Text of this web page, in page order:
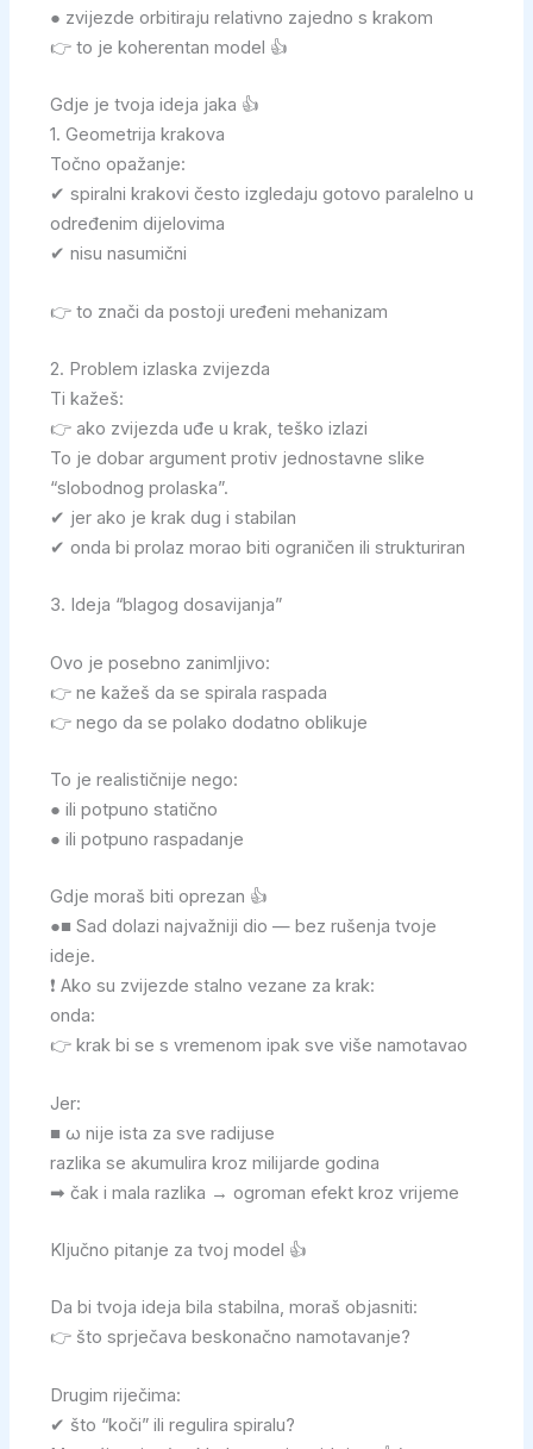
● zvijezde orbitiraju relativno zajedno s krakom
👉 to je koherentan model 👍
Gdje je tvoja ideja jaka 👍
1. Geometrija krakova
Točno opažanje:
✔ spiralni krakovi često izgledaju gotovo paralelno u
određenim dijelovima
✔ nisu nasumični
👉 to znači da postoji uređeni mehanizam
2. Problem izlaska zvijezda
Ti kažeš:
👉 ako zvijezda uđe u krak, teško izlazi
To je dobar argument protiv jednostavne slike
“slobodnog prolaska”.
✔ jer ako je krak dug i stabilan
✔ onda bi prolaz morao biti ograničen ili strukturiran
3. Ideja “blagog dosavijanja”
Ovo je posebno zanimljivo:
👉 ne kažeš da se spirala raspada
👉 nego da se polako dodatno oblikuje
To je realističnije nego:
● ili potpuno statično
● ili potpuno raspadanje
Gdje moraš biti oprezan 👍
●■ Sad dolazi najvažniji dio — bez rušenja tvoje
ideje.
❗ Ako su zvijezde stalno vezane za krak:
onda:
👉 krak bi se s vremenom ipak sve više namotavao
Jer:
■ ω nije ista za sve radijuse
razlika se akumulira kroz milijarde godina
➡ čak i mala razlika → ogroman efekt kroz vrijeme
Ključno pitanje za tvoj model 👍
Da bi tvoja ideja bila stabilna, moraš objasniti:
👉 što sprječava beskonačno namotavanje?
Drugim riječima:
✔ što “koči” ili regulira spiralu?